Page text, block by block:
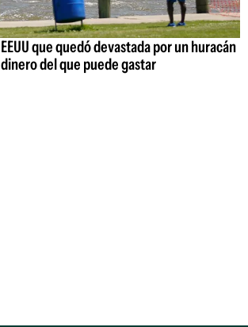
que quedó devastada por un huracán
del que puede gastar